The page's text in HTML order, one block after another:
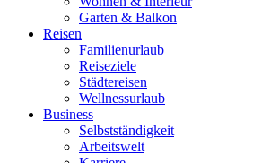
Garten & Balkon
Reisen
Familienurlaub
Reiseziele
Städtereisen
Wellnessurlaub
Business
Selbstständigkeit
Arbeitswelt